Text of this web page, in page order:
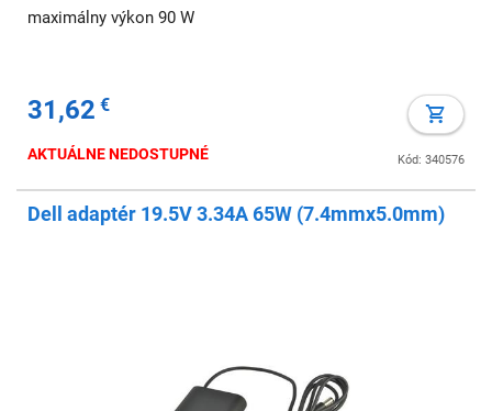
maximálny výkon 90 W
31,62 €
Kód: 340576
AKTUÁLNE NEDOSTUPNÉ
Dell adaptér 19.5V 3.34A 65W (7.4mmx5.0mm)